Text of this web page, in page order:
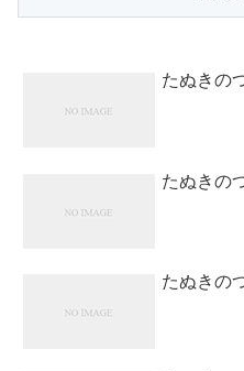
たぬきの
たぬきの
たぬきの